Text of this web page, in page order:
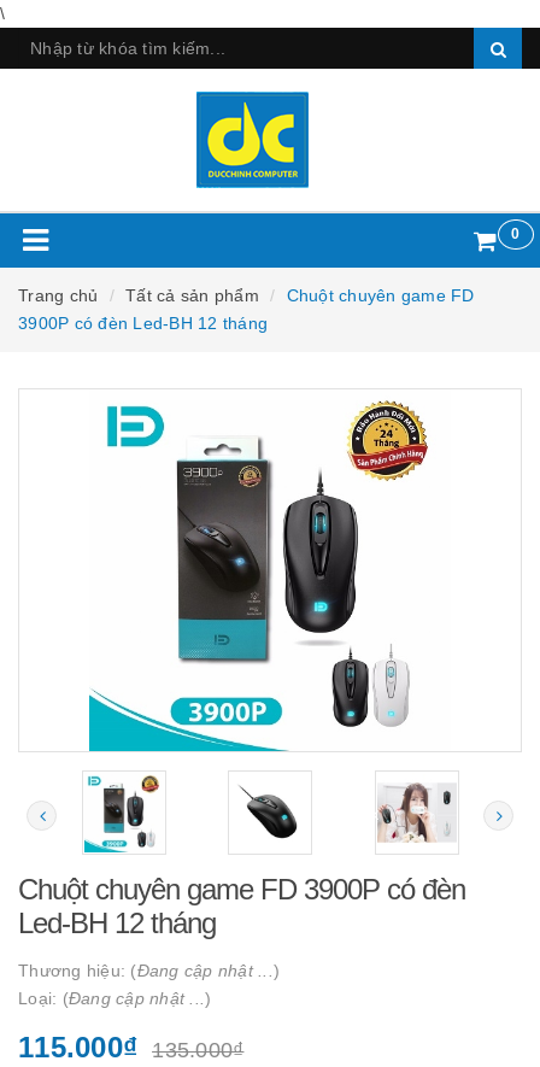
\
0
Trang chủ Tất cả sản phẩm
Chuột chuyên game FD
3900P có đèn Led-BH 12 tháng
Chuột chuyên game FD 3900P có đèn
Led-BH 12 tháng
Thương hiệu: (Đang cập nhật ... )
Loại: (Đang cập nhật ... )
115.000₫ 135.000₫